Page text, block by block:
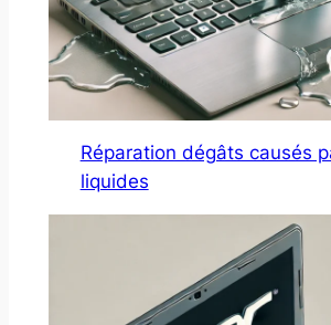
Réparation dégâts causés
liquides